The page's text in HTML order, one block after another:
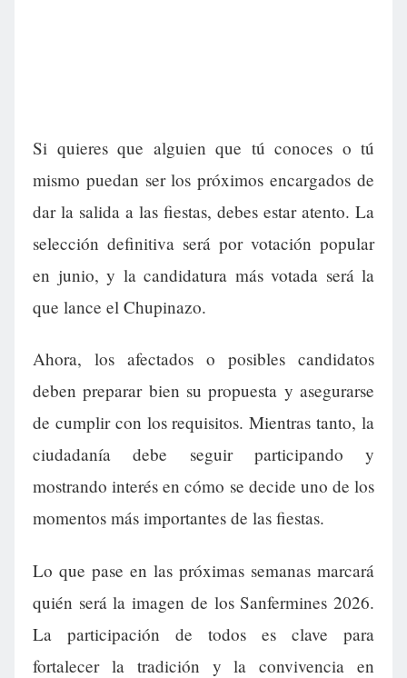
Si quieres que alguien que tú conoces o tú
mismo puedan ser los próximos encargados de
dar la salida a las fiestas, debes estar atento. La
selección definitiva será por votación popular
en junio, y la candidatura más votada será la
que lance el Chupinazo.
Ahora, los afectados o posibles candidatos
deben preparar bien su propuesta y asegurarse
de cumplir con los requisitos. Mientras tanto, la
ciudadanía debe seguir participando y
mostrando interés en cómo se decide uno de los
momentos más importantes de las fiestas.
Lo que pase en las próximas semanas marcará
quién será la imagen de los Sanfermines 2026.
La participación de todos es clave para
fortalecer la tradición y la convivencia en